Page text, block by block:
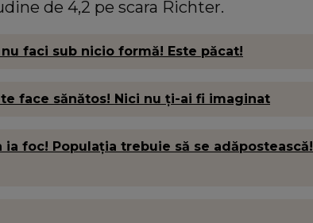
de 4,2 pe scara Richter.
faci sub nicio formă! Este păcat!
face sănătos! Nici nu ți-ai fi imaginat
ia foc! Populația trebuie să se adăpostească!